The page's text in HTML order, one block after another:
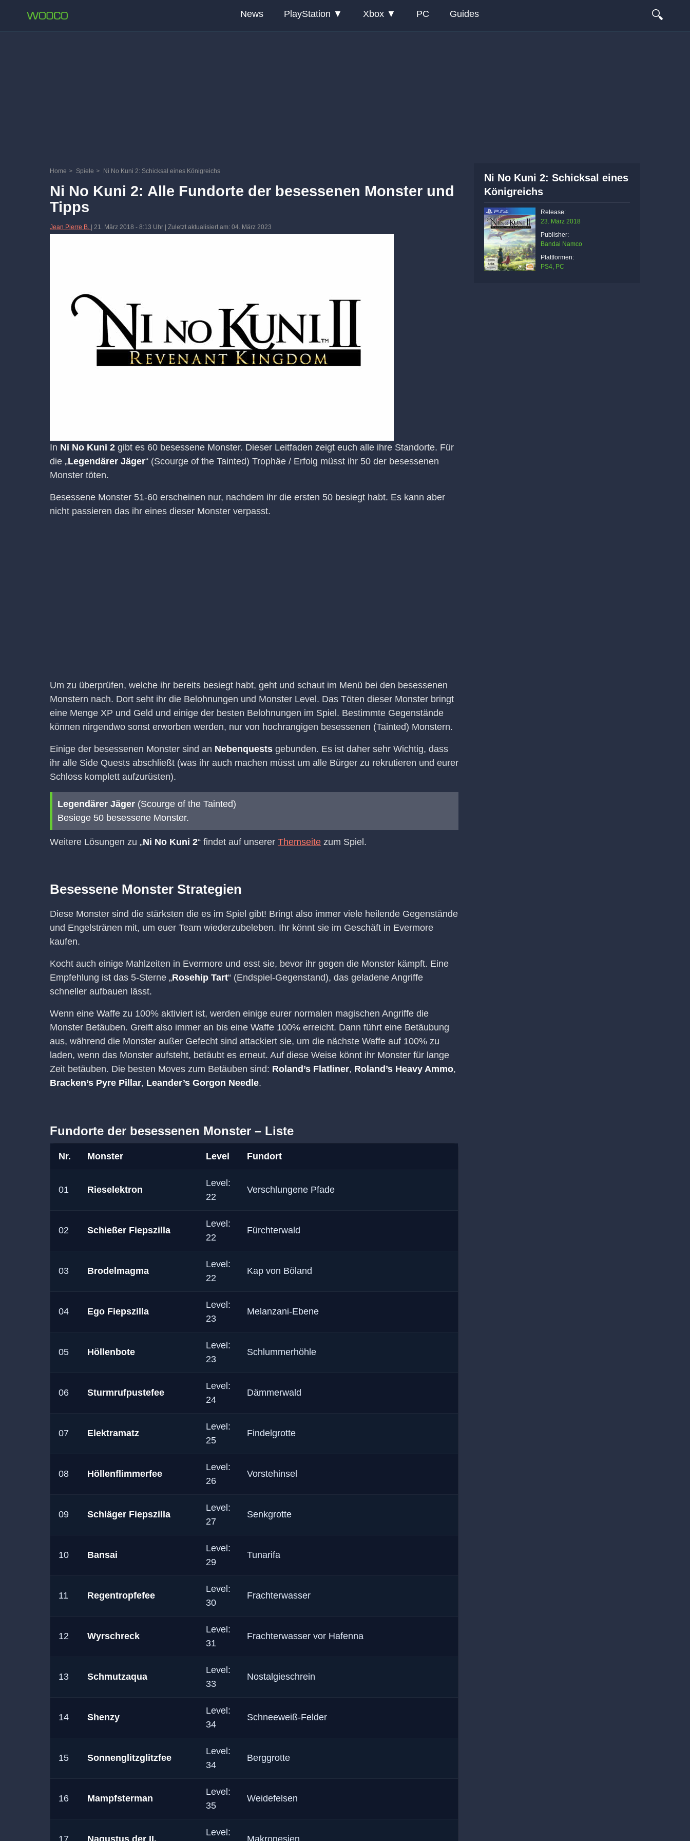
News PlayStation Xbox PC Guides 🔍
Home > Spiele > Ni No Kuni 2: Schicksal eines Königreichs
Ni No Kuni 2: Alle Fundorte der besessenen Monster und
Tipps
Jean Pierre B. 21. März 2018 - 8:13 Uhr | Zuletzt aktualisiert am: 04. März 2023
In Ni No Kuni 2 gibt es 60 besessene Monster. Dieser Leitfaden zeigt euch alle ihre Standorte. Für
die „Legendärer Jäger“ (Scourge of the Tainted) Trophäe / Erfolg müsst ihr 50 der besessenen
Monster töten.
Besessene Monster 51-60 erscheinen nur, nachdem ihr die ersten 50 besiegt habt. Es kann aber
nicht passieren das ihr eines dieser Monster verpasst.
Um zu überprüfen, welche ihr bereits besiegt habt, geht und schaut im Menü bei den besessenen
Monstern nach. Dort seht ihr die Belohnungen und Monster Level. Das Töten dieser Monster bringt
eine Menge XP und Geld und einige der besten Belohnungen im Spiel. Bestimmte Gegenstände
können nirgendwo sonst erworben werden, nur von hochrangigen besessenen (Tainted) Monstern.
Einige der besessenen Monster sind an Nebenquests gebunden. Es ist daher sehr Wichtig, dass
ihr alle Side Quests abschließt (was ihr auch machen müsst um alle Bürger zu rekrutieren und eurer
Schloss komplett aufzurüsten).
Legendärer Jäger (Scourge of the Tainted)
Besiege 50 besessene Monster.
Weitere Lösungen zu „Ni No Kuni 2“ findet auf unserer Themseite zum Spiel.
Besessene Monster Strategien
Diese Monster sind die stärksten die es im Spiel gibt! Bringt also immer viele heilende Gegenstände
und Engelstränen mit, um euer Team wiederzubeleben. Ihr könnt sie im Geschäft in Evermore
kaufen.
Kocht auch einige Mahlzeiten in Evermore und esst sie, bevor ihr gegen die Monster kämpft. Eine
Empfehlung ist das 5-Sterne „Rosehip Tart“ (Endspiel-Gegenstand), das geladene Angriffe
schneller aufbauen lässt.
Wenn eine Waffe zu 100% aktiviert ist, werden einige eurer normalen magischen Angriffe die
Monster Betäuben. Greift also immer an bis eine Waffe 100% erreicht. Dann führt eine Betäubung
aus, während die Monster außer Gefecht sind attackiert sie, um die nächste Waffe auf 100% zu
laden, wenn das Monster aufsteht, betäubt es erneut. Auf diese Weise könnt ihr Monster für lange
Zeit betäuben. Die besten Moves zum Betäuben sind: Roland’s Flatliner, Roland’s Heavy Ammo,
Bracken’s Pyre Pillar, Leander’s Gorgon Needle.
Fundorte der besessenen Monster – Liste
Nr. Monster Level Fundort
01 Rieselektron
Level:
22
Verschlungene Pfade
02 Schießer Fiepszilla
Level:
22
Fürchterwald
03 Brodelmagma
Level:
22
Kap von Böland
04 Ego Fiepszilla
Level:
23
Melanzani-Ebene
05 Höllenbote
Level:
23
Schlummerhöhle
06 Sturmrufpustefee
Level:
24
Dämmerwald
07 Elektramatz
Level:
25
Findelgrotte
08 Höllenflimmerfee
Level:
26
Vorstehinsel
09 Schläger Fiepszilla
Level:
27
Senkgrotte
10 Bansai
Level:
29
Tunarifa
11 Regentropfefee
Level:
30
Frachterwasser
12 Wyrschreck
Level:
31
Frachterwasser vor Hafenna
13 Schmutzaqua
Level:
33
Nostalgieschrein
14 Shenzy
Level:
34
Schneeweiß-Felder
15 Sonnenglitzglitzfee
Level:
34
Berggrotte
16 Mampfsterman
Level:
35
Weidefelsen
Level:
Ni No Kuni 2: Schicksal eines
Königreichs
Release:
23. März 2018
Publisher:
Bandai Namco
Plattformen:
PS4, PC